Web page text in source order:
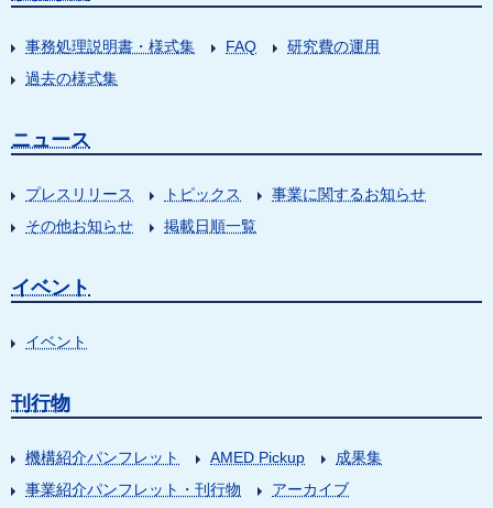
事務処理説明書・様式集 FAQ
研究費の運用
過去の様式集
ニュース
プレスリリース トピックス
事業に関するお知らせ
その他お知らせ
掲載日順一覧
イベント
イベント
刊行物
機構紹介パンフレット AMED Pickup
成果集
事業紹介パンフレット・刊行物
アーカイブ